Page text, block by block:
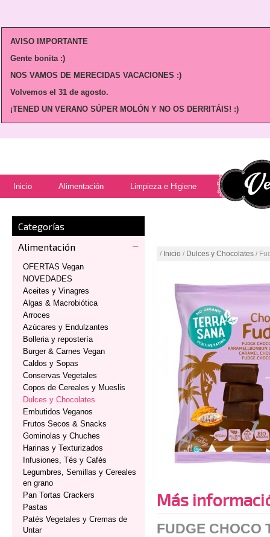
AVISO IMPORTANTE
Gente bonita :)
NOS VAMOS DE MERECIDAS VACACIONES :)
Volvemos el 31 de agosto.
¡TENED UN VERANO SÚPER MOLÓN Y NO OS DERRITÁIS! :)
Inicio Alimentación Limpieza e Higiene
Categorías
Alimentación
OFERTAS Vegan
NOVEDADES
Aceites y Vinagres
Algas & Macrobiótica
Arroces
Azúcares y Endulzantes
Bolleria y repostería
Burger & Carnes Vegan
Caldos y Sopas
Conservas Vegetales
Copos de Cereales y Mueslis
Dulces y Chocolates
Embutidos Veganos
Frutos Secos & Snacks
Gominolas y Chuches
Harinas y Texturizados
Infusiones, Tés y Cafés
Legumbres, Semillas y Cereales
en grano
Pan Tortas Crackers
Pastas
Patés Vegetales y Cremas de
Untar
/ Inicio / Dulces y Chocolates /
Más
FUDGE CHOCO